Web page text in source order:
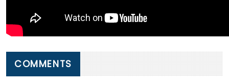
COMMENTS